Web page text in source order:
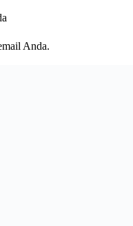
Anda.